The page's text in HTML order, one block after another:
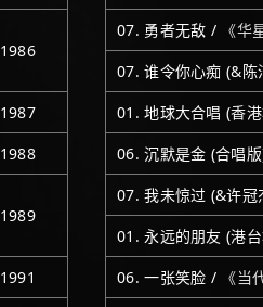
1986
07. 勇者无敌 / 《华
07. 谁令你心痴 (&陈
1987
01. 地球大合唱 (香
1988
06. 沉默是金 (合唱
1989
07. 我未惊过 (&许冠
01. 永远的朋友 (港
1991
06. 一张笑脸 / 《当